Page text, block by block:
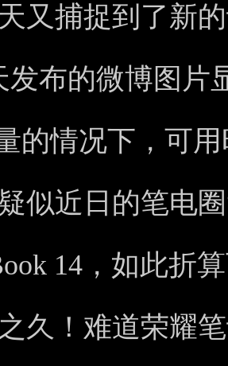
又捕捉到了新
发布的微博图片
的情况下，可
似近日的笔电
14，如此折
久！难道荣耀